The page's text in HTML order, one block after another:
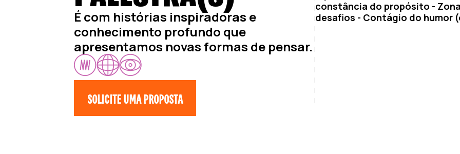
É com histórias inspiradoras e
conhecimento profundo que
apresentamos novas formas de pensar.
SOLICITE UMA PROPOSTA
constância do propósito -
desafios - Contágio do humor